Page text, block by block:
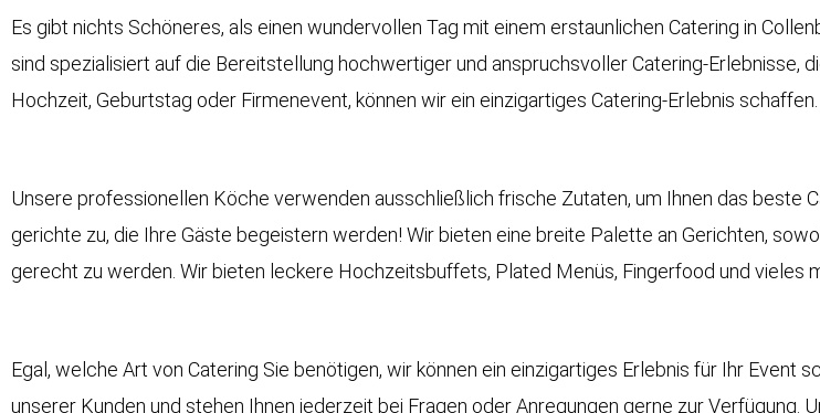
Es gibt nichts Schöneres, als einen wundervollen Tag mit einem erstaunlichen Catering in
sind spezialisiert auf die Bereitstellung hochwertiger und anspruchsvoller Catering-Erlebnisse,
Hochzeit, Geburtstag oder Firmenevent, können wir ein einzigartiges Catering-Erlebnis schaffen.
Unsere professionellen Köche verwenden ausschließlich frische Zutaten, um Ihnen das beste
gerichte zu, die Ihre Gäste begeistern werden! Wir bieten eine breite Palette an Gerichten,
gerecht zu werden. Wir bieten leckere Hochzeitsbuffets, Plated Menüs, Fingerfood und vieles
Egal, welche Art von Catering Sie benötigen, wir können ein einzigartiges Erlebnis für Ihr Event
unserer Kunden und stehen Ihnen jederzeit bei Fragen oder Anregungen gerne zur Verfügung.